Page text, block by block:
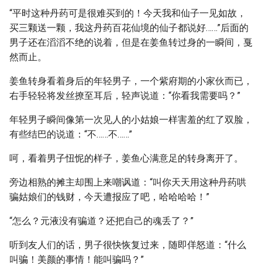
“平时这种丹药可是很难买到的！今天我和仙子一见如故，
买三颗送一颗，我这丹药百花仙境的仙子都说好……”后面的
男子还在滔滔不绝的说着，但是在姜鱼转过身的一瞬间，戛
然而止。
姜鱼转身看着身后的年轻男子，一个紫府期的小家伙而已，
右手轻轻将发丝撩至耳后，轻声说道：“你看我需要吗？”
年轻男子瞬间像第一次见人的小姑娘一样害羞的红了双脸，
有些结巴的说道：“不……不……”
呵，看着男子忸怩的样子，姜鱼心满意足的转身离开了。
旁边相熟的摊主却围上来嘲讽道：“叫你天天用这种丹药哄
骗姑娘们的钱财，今天遭报应了吧，哈哈哈哈！”
“怎么？元液没有骗道？还把自己的魂丢了？”
听到友人们的话，男子很快恢复过来，随即佯怒道：“什么
叫骗！美颜的事情！能叫骗吗？”